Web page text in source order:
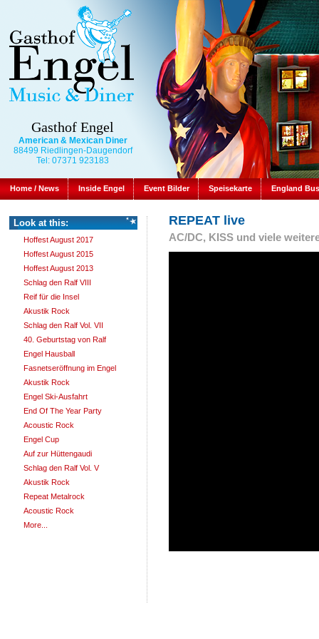
Gasthof Engel
American & Mexican Diner
88499 Riedlingen-Daugendorf
Tel: 07371 923183
Home / News Inside Engel Event Bilder Speisekarte England Bus
Look at this:
Hoffest August 2017
Hoffest August 2015
Hoffest August 2013
Schlag den Ralf VIII
Reif für die Insel
Akustik Rock
Schlag den Ralf Vol. VII
40. Geburtstag von Ralf
Engel Hausball
Fasnetseröffnung im Engel
Akustik Rock
Engel Ski-Ausfahrt
End Of The Year Party
Acoustic Rock
Engel Cup
Auf zur Hüttengaudi
Schlag den Ralf Vol. V
Akustik Rock
Repeat Metalrock
Acoustic Rock
More...
REPEAT live
AC/DC, KISS und viele